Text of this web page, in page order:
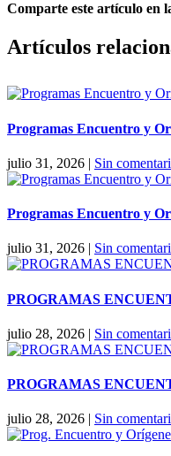
Comparte este artículo en
Facebook
X
Reddit
LinkedIn
Pinterest
Vk
Artículos
Programas Encuentro y
julio 31, 2026 | Sin
Programas Encuentro y
julio 31, 2026 | Sin
PROGRAMAS
julio 28, 2026 | Sin
PROGRAMAS
julio 28, 2026 Sin